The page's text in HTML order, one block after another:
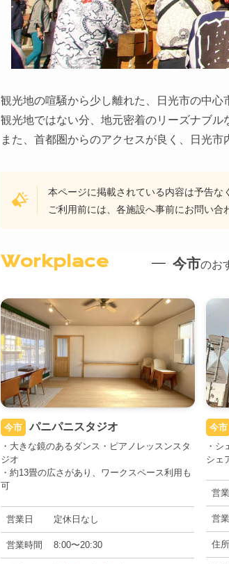
観光地の喧騒から少し離れた、日光市の中心
観光地ではない分、地元密着のリーズナブル
また、首都圏からのアクセスが良く、日光
本ページに掲載されている内容は予告な
ご利用前には、各施設へ事前にお問い合
Workplace 今市のお
今市 パニパニスタジオ
・大きな鏡のあるダンス・ピアノレッスンスタ
ジオ
・約13畳の広さがあり、ワークスペース利用も
可
営業日 定休日なし
営業時間 8:00〜20:30
今市
・
シェ
営
営
住所